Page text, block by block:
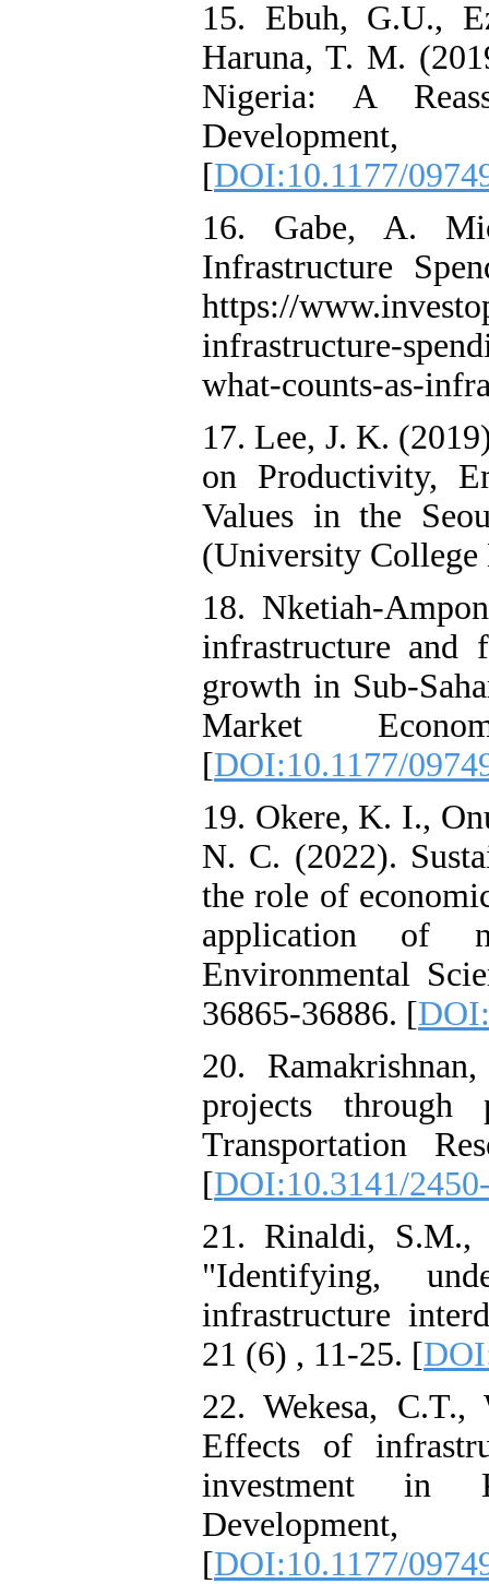
15. Ebuh, G.U.,
Haruna, T. M.
Nigeria: A
[DOI:10.1177/
16. Gabe, A.
Infrastructure
https://
infrastructure-
what-counts-as-
17. Lee, J. K.
on Productivity,
Values in the
(University
18. Nketiah-
infrastructure and
growth in Sub-
Market
[DOI:10.1177/
19. Okere, K. I.,
N. C. (2022).
the role of
application of
Environmental
36865-36886.‌ [
20.
projects through
Transportation
[DOI:10.3141/
21. Rinaldi, S.M.,
"Identifying,
infrastructure
21 (6) , 11-25. [
22. Wekesa,
Effects of
investment in
[DOI:10.1177/